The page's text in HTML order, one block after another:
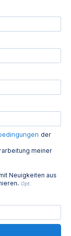
der
meiner
Neuigkeiten aus
Opt.